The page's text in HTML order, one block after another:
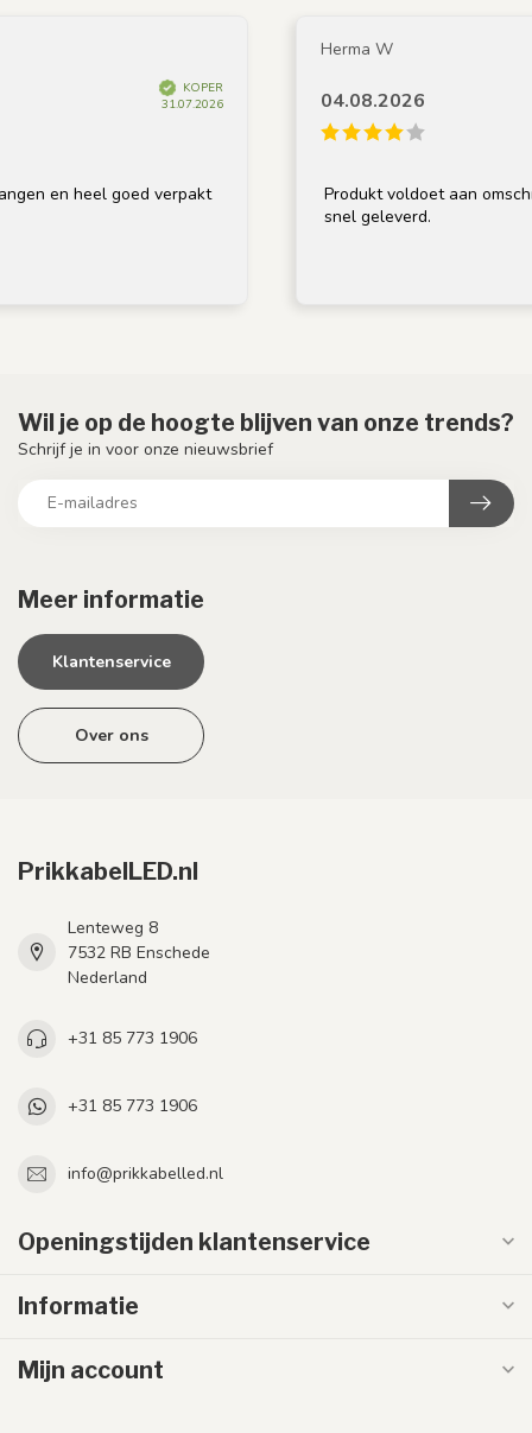
KOPER
31.07.2026
heel goed verpakt
Herma W
04.08.2026
Produkt voldoet aan
snel geleverd.
Meer informatie
Klantenservice
Over ons
Wil je op de hoogte blijven van onze trends?
Schrijf je in voor onze nieuwsbrief
PrikkabelLED.nl
Lenteweg 8
7532 RB Enschede
Nederland
+31 85 773 1906
+31 85 773 1906
info@prikkabelled.nl
Openingstijden klantenservice
Informatie
Mijn account